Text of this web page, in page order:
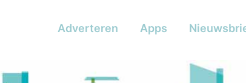
Adverteren Apps